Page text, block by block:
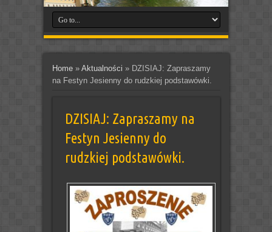
Home» Aktualności » DZISIAJ: Zapraszamy
na Festyn Jesienny do rudzkiej podstawówki.
DZISIAJ: Zapraszamy na
Festyn Jesienny do
rudzkiej podstawówki.